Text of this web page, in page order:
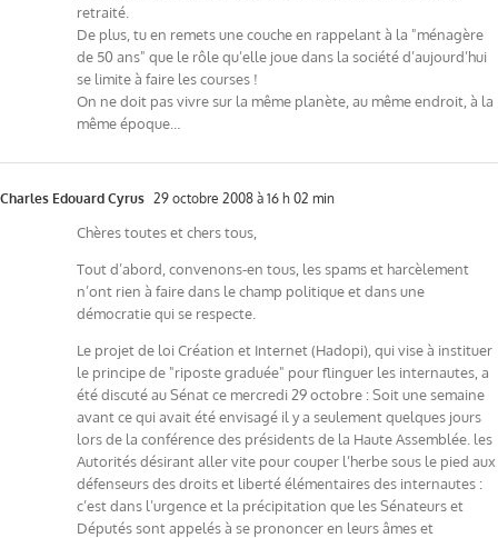
retraité.
De plus, tu en remets une couche en rappelant à la "ménagère
de 50 ans" que le rôle qu’elle joue dans la société d’aujourd’hui
se limite à faire les courses !
On ne doit pas vivre sur la même planète, au même endroit, à la
même époque…
Charles Edouard Cyrus 29 octobre 2008 à 16 h 02 min
Chères toutes et chers tous,
Tout d’abord, convenons-en tous, les spams et harcèlement
n’ont rien à faire dans le champ politique et dans une
démocratie qui se respecte.
Le projet de loi Création et Internet (Hadopi), qui vise à instituer
le principe de "riposte graduée" pour flinguer les internautes, a
été discuté au Sénat ce mercredi 29 octobre : Soit une semaine
avant ce qui avait été envisagé il y a seulement quelques jours
lors de la conférence des présidents de la Haute Assemblée. les
Autorités désirant aller vite pour couper l’herbe sous le pied aux
défenseurs des droits et liberté élémentaires des internautes :
c’est dans l’urgence et la précipitation que les Sénateurs et
Députés sont appelés à se prononcer en leurs âmes et